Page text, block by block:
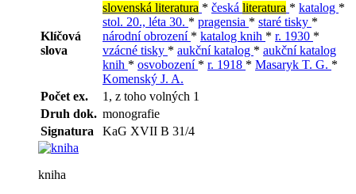
Klíčová
slova
slovenská literatura * česká literatura * katalog *
stol. 20., léta 30. * pragensia * staré tisky *
národní obrození * katalog knih * r. 1930 *
vzácné tisky * aukční katalog * aukční katalog
knih * osvobození * r. 1918 * Masaryk T. G. *
Komenský J. A.
Počet ex.
1, z toho volných 1
Druh dok. monografie
Signatura
KaG XVII B 31/4
kniha